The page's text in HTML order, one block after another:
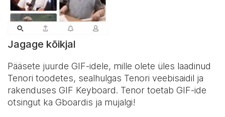
Jagage kõikjal
Pääsete juurde GIF-idele, mille olete üles laadinud
Tenori toodetes, sealhulgas Tenori veebisaidil ja
rakenduses GIF Keyboard. Tenor toetab GIF-ide
otsingut ka Gboardis ja mujalgi!